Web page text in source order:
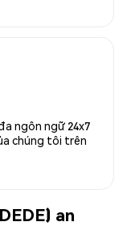
ngôn ngữ 24x7
chúng tôi trên
an